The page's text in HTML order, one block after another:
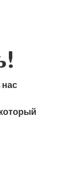
нас